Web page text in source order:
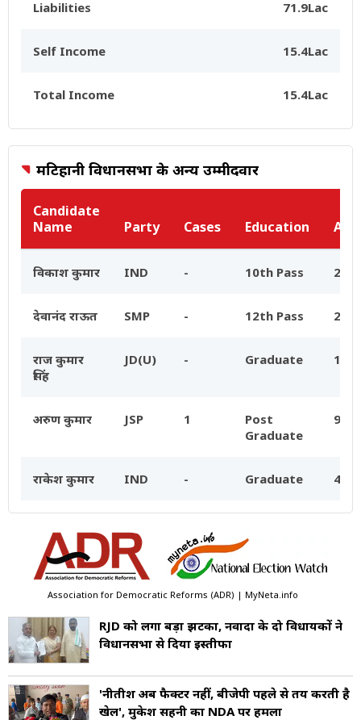
Liabilities 71.9Lac
Self Income 15.4Lac
Total Income 15.4Lac
मटिहानी विधानसभा के अन्य उम्मीदवार
Candidate
Name
Party Cases Education
विकाश कुमार IND - 10th Pass
देवानंद राऊत SMP - 12th Pass
राज कुमार
सिंह
JD(U) - Graduate
अरुण कुमार JSP 1
Post
Graduate
राकेश कुमार IND - Graduate
Association for Democratic Reforms (ADR) | MyNeta.info
RJD को लगा बड़ा झटका, नवादा के दो विधायकों ने
विधानसभा से दिया इस्तीफा
'नीतीश अब फैक्टर नहीं, बीजेपी पहले से तय करती है
खेल', मुकेश सहनी का NDA पर हमला